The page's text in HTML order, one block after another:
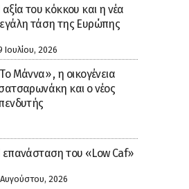
αξία του κόκκου και η νέα
τάση της Ευρώπης
Ιουλίου, 2026
Μάννα» , η οικογένεια
και ο νέος
επανάσταση του «Low Caf»
2026